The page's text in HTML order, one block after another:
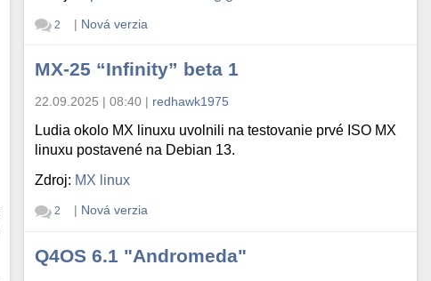
2 | Nová verzia
MX-25 “Infinity” beta 1
22.09.2025 | 08:40 | redhawk1975
Ludia okolo MX linuxu uvolnili na testovanie prvé ISO MX
linuxu postavené na Debian 13.
Zdroj: MX linux
2 | Nová verzia
Q4OS 6.1 "Andromeda"